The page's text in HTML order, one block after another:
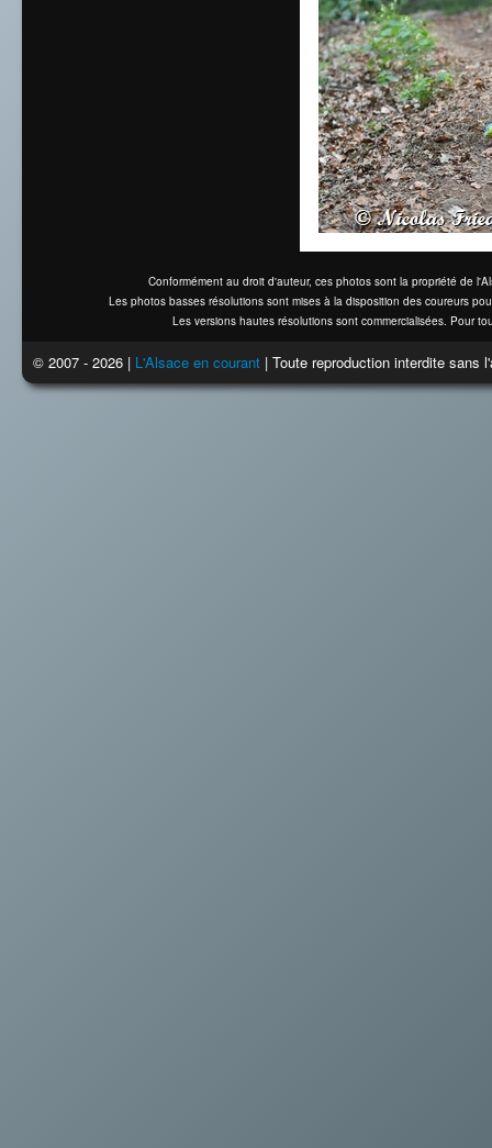
Conformément au droit d'auteur, ces photos sont la propriété de
Les photos basses résolutions sont mises à la disposition des coureurs
Les versions hautes résolutions sont commercialisées. Pour
© 2007 - 2026 | L'Alsace en courant | Toute reproduction interdite sans